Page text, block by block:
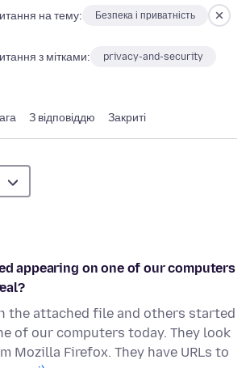
на тему: Безпека і приватність
з мітками: privacy-and-security
З відповіддю Закриті
appearing on one of our computers
the attached file and others started
of our computers today. They look
Mozilla Firefox. They have URLs to